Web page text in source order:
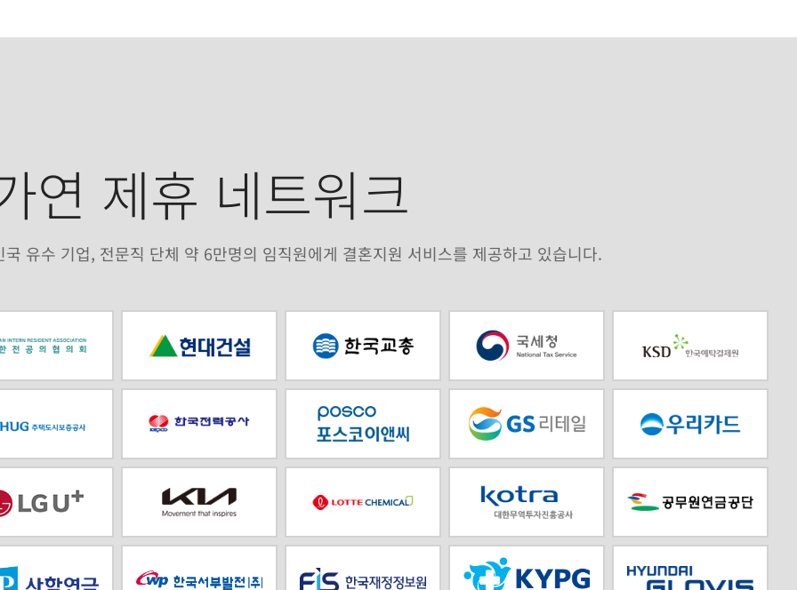
연 제휴 네트워크
유수 기업, 전문직 단체 약 6만명의 임직원에게 결혼지원 서비스를 제공하고 있습니다.